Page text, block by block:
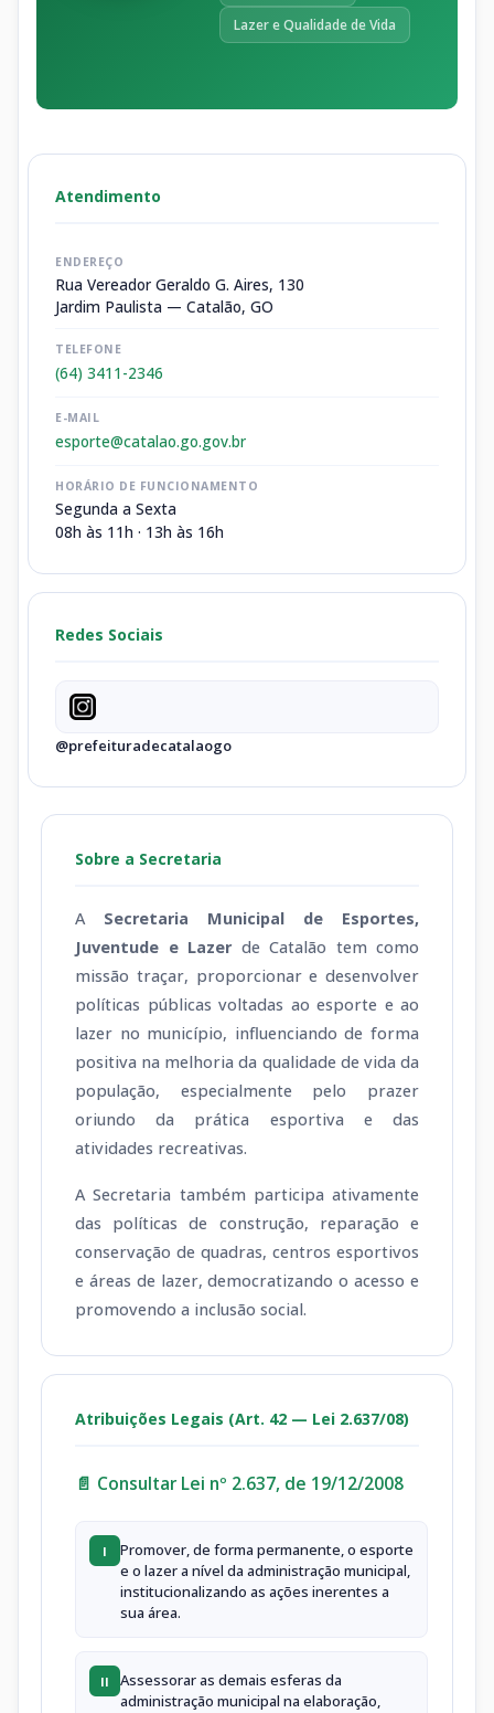
Lazer e Qualidade de Vida
Atendimento
ENDEREÇO
Rua Vereador Geraldo G. Aires, 130
Jardim Paulista — Catalão, GO
TELEFONE
(64) 3411-2346
E-MAIL
esporte@catalao.go.gov.br
HORÁRIO DE FUNCIONAMENTO
Segunda a Sexta
08h às 11h · 13h às 16h
Redes Sociais
@prefeituradecatalaogo
Sobre a Secretaria
A Secretaria Municipal de Esportes,
Juventude e Lazer de Catalão tem como
missão traçar, proporcionar e desenvolver
políticas públicas voltadas ao esporte e ao
lazer no município, influenciando de forma
positiva na melhoria da qualidade de vida da
população, especialmente pelo prazer
oriundo da prática esportiva e das
atividades recreativas.
A Secretaria também participa ativamente
das políticas de construção, reparação e
conservação de quadras, centros esportivos
e áreas de lazer, democratizando o acesso e
promovendo a inclusão social.
Atribuições Legais (Art. 42 — Lei 2.637/08)
📄 Consultar Lei nº 2.637, de 19/12/2008
I
Promover, de forma permanente, o esporte
e o lazer a nível da administração municipal,
institucionalizando as ações inerentes a
sua área.
II
Assessorar as demais esferas da
administração municipal na elaboração,